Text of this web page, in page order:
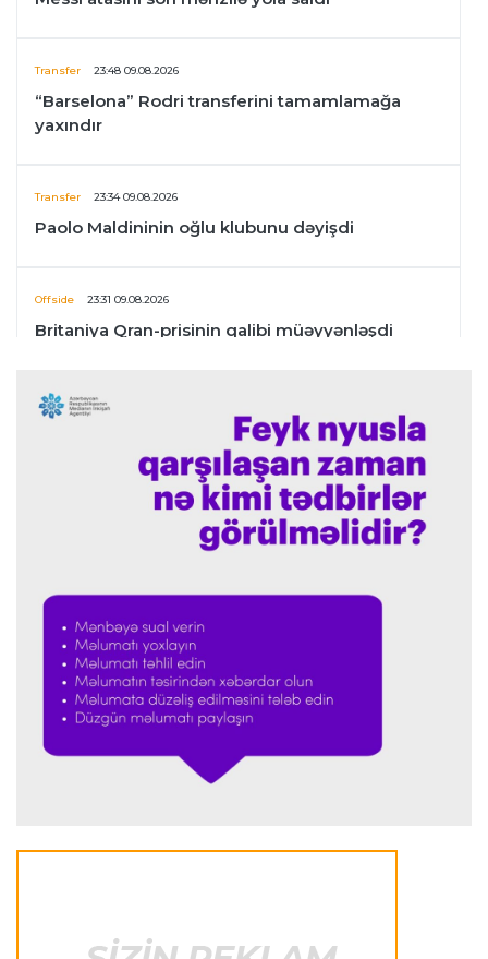
Transfer 23:48 09.08.2026
“Barselona” Rodri transferini tamamlamağa
yaxındır
Transfer 23:34 09.08.2026
Paolo Maldininin oğlu klubunu dəyişdi
Offside 23:31 09.08.2026
Britaniya Qran-prisinin qalibi müəyyənləşdi
İngiltərə P.L.
Arteta “Arsenal”ın məğlubiyyətindən danışdı
“Portu” doğma meydanda qalib gəldi
Formula-1
Verstappen Niderland Qran-prisinin "Formula-
1"ə qayıdışından danışdı
Rassel “Mercedes”in uğurunun sirrini açıqladı